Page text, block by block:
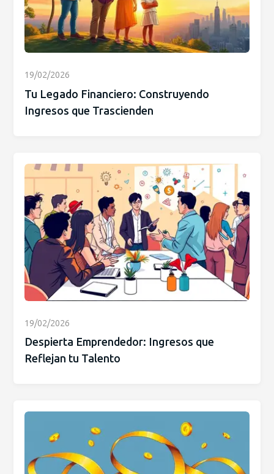
19/02/2026
Tu Legado Financiero: Construyendo
Ingresos que Trascienden
19/02/2026
Despierta Emprendedor: Ingresos que
Reflejan tu Talento